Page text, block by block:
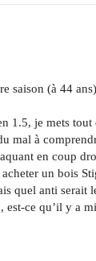
saison (à 44
1.5, je mets
mal à
en coup
un bois
quel anti serait
est-ce qu’il y a